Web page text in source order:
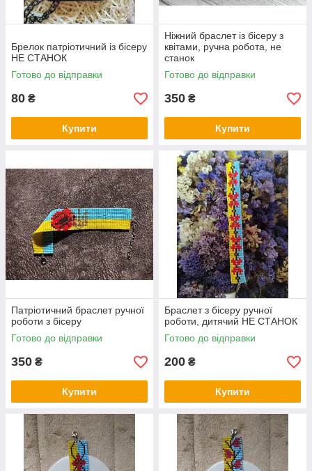
Брелок патріотичний із бісеру
НЕ СТАНОК
Готово до відправки
80 ₴
Купити
Ніжний браслет із бісеру з
квітами, ручна робота, не
станок
Готово до відправки
350 ₴
Купити
Патріотичний браслет ручної
роботи з бісеру
Готово до відправки
350 ₴
Купити
Браслет з бісеру ручної
роботи, дитячий НЕ СТАНОК
Готово до відправки
200 ₴
Купити